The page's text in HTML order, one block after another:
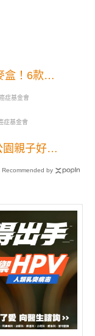
盒！6款鯊
症基金會
症基金會
親子好去
Recommended by